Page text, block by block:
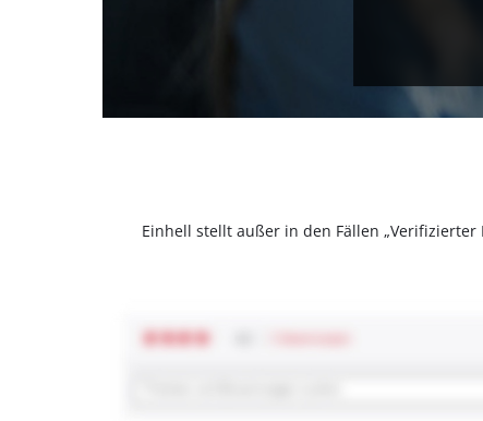
Einhell stellt außer in den Fällen